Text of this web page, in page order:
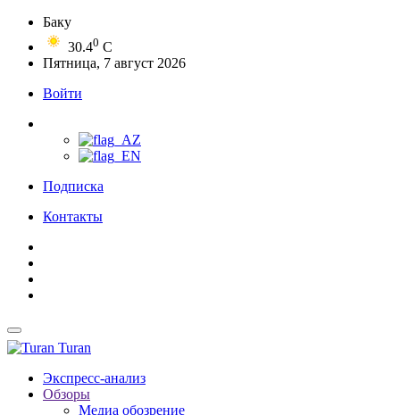
Баку
30.40 C
Пятница, 7 август 2026
Войти
Подписка
Контакты
Turan
Экспресс-анализ
Обзоры
Медиа обозрение